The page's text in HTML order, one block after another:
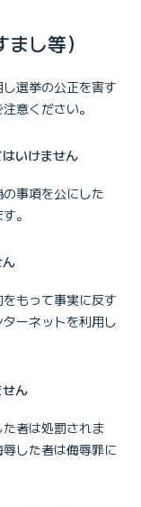
し等）
選挙の公正を害す
意ください。
いけません
事項を公にした
。
もって事実に反す
ーネットを利用し
ん
者は処罰されま
した者は侮辱罪に